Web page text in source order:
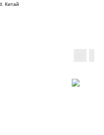
Китай